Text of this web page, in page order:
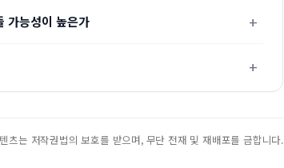
가능성이 높은가
는 저작권법의 보호를 받으며, 무단 전재 및 재배포를 금합니다.